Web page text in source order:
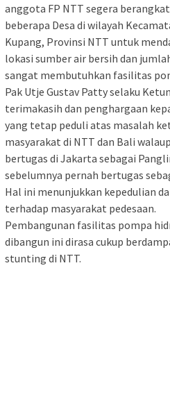
anggota FP NTT segera
beberapa Desa di wilayah
Kupang, Provinsi NTT untuk
lokasi sumber air bersih dan
sangat membutuhkan fasilitas
Pak Utje Gustav Patty selaku
terimakasih dan penghargaan
yang tetap peduli atas masalah
masyarakat di NTT dan Bali
bertugas di Jakarta sebagai
sebelumnya pernah bertugas
Hal ini menunjukkan kepedulian
terhadap masyarakat pedesaan.
Pembangunan fasilitas pompa
dibangun ini dirasa cukup
stunting di NTT.